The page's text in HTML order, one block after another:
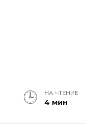
НА ЧТЕНИЕ
4 мин